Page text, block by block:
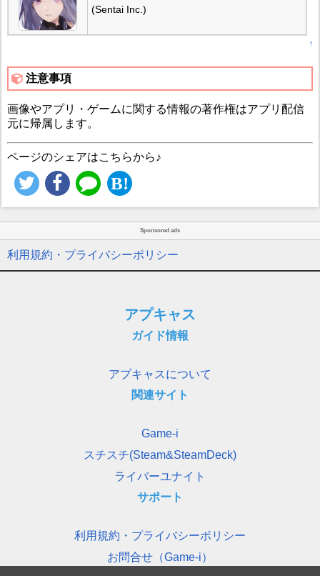
(Sentai Inc.)
↑
注意事項
画像やアプリ・ゲームに関する情報の著作権はアプリ配信
元に帰属します。
ページのシェアはこちらから♪
Sponsored ads
利用規約・プライバシーポリシー
アプキャス
ガイド情報
アプキャスについて
関連サイト
Game-i
スチスチ(Steam&SteamDeck)
ライバーユナイト
サポート
利用規約・プライバシーポリシー
お問合せ（Game-i）